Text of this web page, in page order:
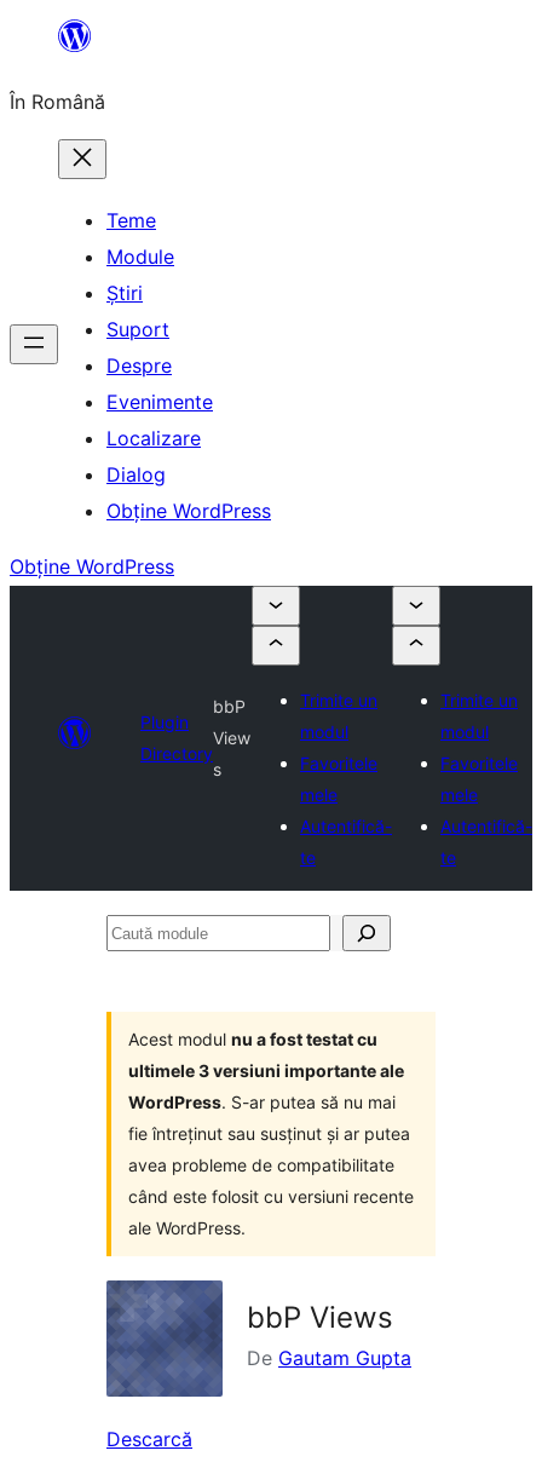
conținut
În Română
Teme
Module
Știri
Suport
Despre
Evenimente
Localizare
Dialog
Obține WordPress
Obține WordPress
Plugin
Directory
bbP
View
s
Trimite un
modul
Favoritele
mele
Autentifică-
te
Trimite un
modul
Favoritele
mele
Autentifică-
te
Caută
Acest modul nu a fost testat cu
ultimele 3 versiuni importante ale
WordPress. S-ar putea să nu mai
fie întreținut sau susținut și ar putea
avea probleme de compatibilitate
când este folosit cu versiuni recente
ale WordPress.
bbP Views
De Gautam Gupta
Descarcă